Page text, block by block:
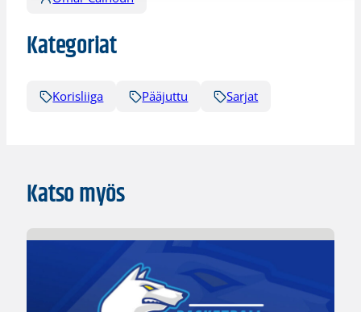
Kategoriat
Korisliiga Pääjuttu Sarjat
Katso myös